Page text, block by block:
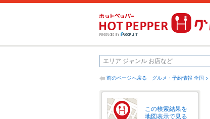
前のページへ戻る グルメ・予約情報 全国
この検索結果を
地図表示で見る